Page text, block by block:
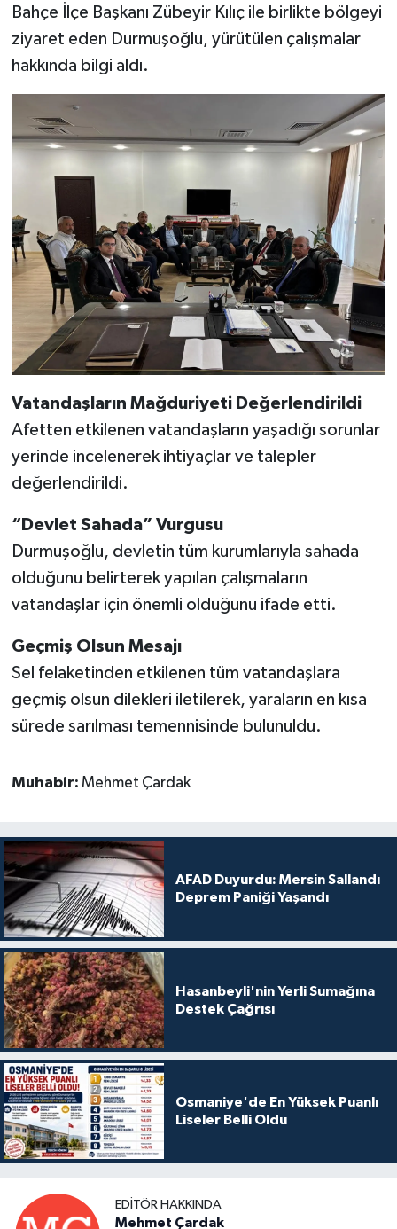
Bahçe İlçe Başkanı Zübeyir Kılıç ile birlikte bölgeyi
ziyaret eden Durmuşoğlu, yürütülen çalışmalar
hakkında bilgi aldı.
Vatandaşların Mağduriyeti Değerlendirildi
Afetten etkilenen vatandaşların yaşadığı sorunlar
yerinde incelenerek ihtiyaçlar ve talepler
değerlendirildi.
“Devlet Sahada” Vurgusu
Durmuşoğlu, devletin tüm kurumlarıyla sahada
olduğunu belirterek yapılan çalışmaların
vatandaşlar için önemli olduğunu ifade etti.
Geçmiş Olsun Mesajı
Sel felaketinden etkilenen tüm vatandaşlara
geçmiş olsun dilekleri iletilerek, yaraların en kısa
sürede sarılması temennisinde bulunuldu.
Muhabir: Mehmet Çardak
AFAD Duyurdu: Mersin Sallandı
Deprem Paniği Yaşandı
Hasanbeyli'nin Yerli Sumağına
Destek Çağrısı
Osmaniye'de En Yüksek Puanlı
Liseler Belli Oldu
EDITÖR HAKKINDA
Mehmet Çardak